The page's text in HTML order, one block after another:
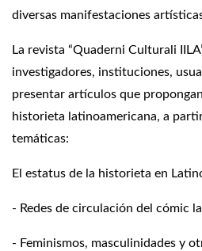
diversas manifestaciones
La revista “Quaderni Culturali
investigadores, instituciones,
presentar artículos que
historieta latinoamericana, a
temáticas:
El estatus de la historieta en
- Redes de circulación del cómic
- Feminismos, masculinidades y